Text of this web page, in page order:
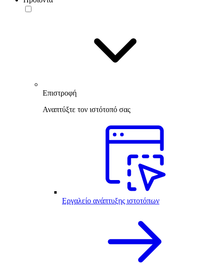
Επιστροφή
Αναπτύξτε τον ιστότοπό σας
Εργαλείο ανάπτυξης ιστοτόπων